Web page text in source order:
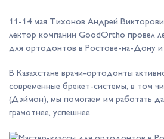
11-14 мая Тихонов Андрей
лектор компании GoodOrtho провел
для ортодонтов в Ростове-на-Дону и
В Казахстане врачи-ортодонты
современные брекет-системы, в том
(Дэймон), мы помогаем им работать
грамотнее, успешнее.